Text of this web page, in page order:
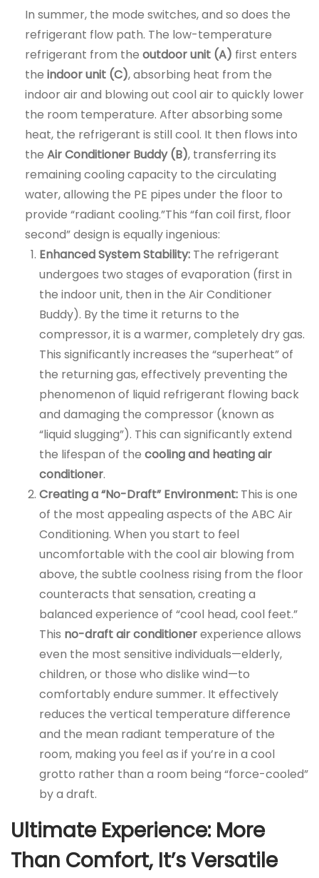
In summer, the mode switches, and so does the
refrigerant flow path. The low-temperature
refrigerant from the outdoor unit (A) first enters
the indoor unit (C), absorbing heat from the
indoor air and blowing out cool air to quickly lower
the room temperature. After absorbing some
heat, the refrigerant is still cool. It then flows into
the Air Conditioner Buddy (B), transferring its
remaining cooling capacity to the circulating
water, allowing the PE pipes under the floor to
provide “radiant cooling.”This “fan coil first, floor
second” design is equally ingenious:
Enhanced System Stability: The refrigerant
undergoes two stages of evaporation (first in
the indoor unit, then in the Air Conditioner
Buddy). By the time it returns to the
compressor, it is a warmer, completely dry gas.
This significantly increases the “superheat” of
the returning gas, effectively preventing the
phenomenon of liquid refrigerant flowing back
and damaging the compressor (known as
“liquid slugging”). This can significantly extend
the lifespan of the cooling and heating air
conditioner.
Creating a “No-Draft” Environment: This is one
of the most appealing aspects of the ABC Air
Conditioning. When you start to feel
uncomfortable with the cool air blowing from
above, the subtle coolness rising from the floor
counteracts that sensation, creating a
balanced experience of “cool head, cool feet.”
This no-draft air conditionerexperience allows
even the most sensitive individuals—elderly,
children, or those who dislike wind—to
comfortably endure summer. It effectively
reduces the vertical temperature difference
and the mean radiant temperature of the
room, making you feel as if you’re in a cool
grotto rather than a room being “force-cooled”
by a draft.
Ultimate Experience: More
Than Comfort, It’s Versatile